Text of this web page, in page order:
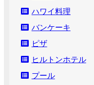
ハワイ料理
バンケーキ
ピザ
ヒルトンホテル
プール